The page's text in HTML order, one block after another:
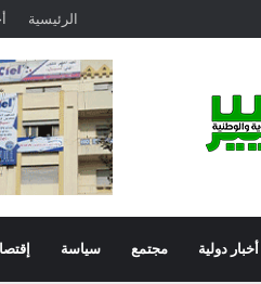
الرئيسية
أخبار دولية مجتمع سياسة